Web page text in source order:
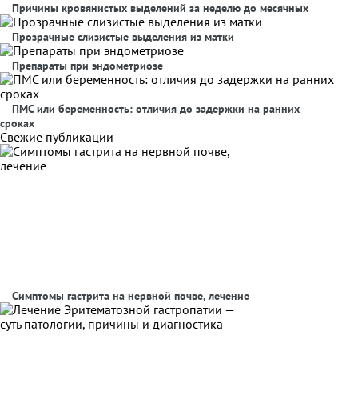
Причины кровянистых выделений за неделю до месячных
Прозрачные слизистые выделения из матки
Препараты при эндометриозе
ПМС или беременность: отличия до задержки на ранних
сроках
Свежие публикации
Симптомы гастрита на нервной почве, лечение